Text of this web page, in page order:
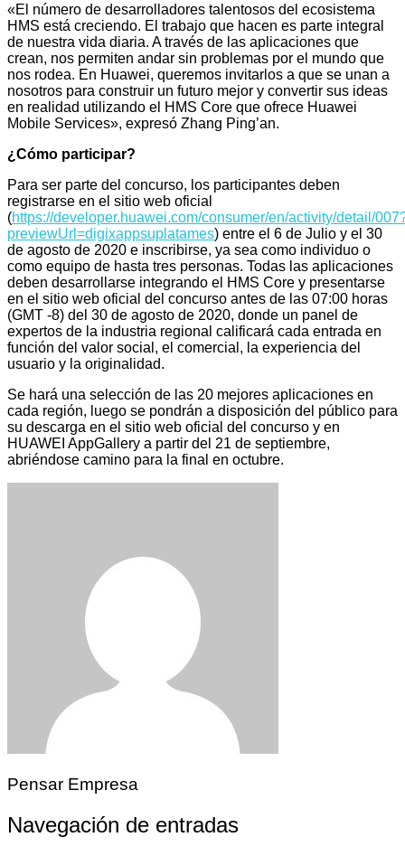
«El número de desarrolladores talentosos del ecosistema
HMS está creciendo. El trabajo que hacen es parte integral
de nuestra vida diaria. A través de las aplicaciones que
crean, nos permiten andar sin problemas por el mundo que
nos rodea. En Huawei, queremos invitarlos a que se unan a
nosotros para construir un futuro mejor y convertir sus ideas
en realidad utilizando el HMS Core que ofrece Huawei
Mobile Services», expresó Zhang Ping’an.
¿Cómo participar?
Para ser parte del concurso, los participantes deben
registrarse en el sitio web oficial
(https://developer.huawei.com/consumer/en/activity/detail/
previewUrl=digixappsuplatames) entre el 6 de Julio y el 30
de agosto de 2020 e inscribirse, ya sea como individuo o
como equipo de hasta tres personas. Todas las aplicaciones
deben desarrollarse integrando el HMS Core y presentarse
en el sitio web oficial del concurso antes de las 07:00 horas
(GMT -8) del 30 de agosto de 2020, donde un panel de
expertos de la industria regional calificará cada entrada en
función del valor social, el comercial, la experiencia del
usuario y la originalidad.
Se hará una selección de las 20 mejores aplicaciones en
cada región, luego se pondrán a disposición del público para
su descarga en el sitio web oficial del concurso y en
HUAWEI AppGallery a partir del 21 de septiembre,
abriéndose camino para la final en octubre.
Pensar Empresa
Navegación de entradas